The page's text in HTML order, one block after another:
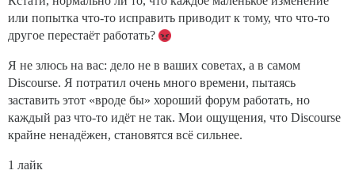
или попытка что-то исправить приводит к тому, что что-то
другое перестаёт работать?
Я не злюсь на вас: дело не в ваших советах, а в самом
Discourse. Я потратил очень много времени, пытаясь
заставить этот «вроде бы» хороший форум работать, но
каждый раз что-то идёт не так. Мои ощущения, что Discourse
крайне ненадёжен, становятся всё сильнее.
1 лайк